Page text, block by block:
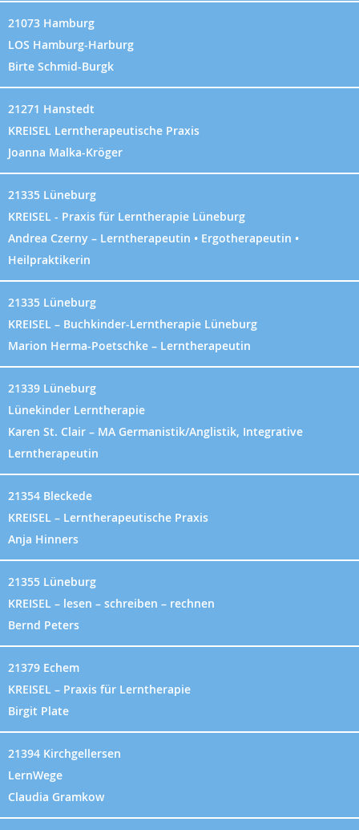
21073 Hamburg
LOS Hamburg-Harburg
Birte Schmid-Burgk
21271 Hanstedt
KREISEL Lerntherapeutische Praxis
Joanna Malka-Kröger
21335 Lüneburg
KREISEL - Praxis für Lerntherapie Lüneburg
Andrea Czerny – Lerntherapeutin • Ergotherapeutin •
Heilpraktikerin
21335 Lüneburg
KREISEL – Buchkinder-Lerntherapie Lüneburg
Marion Herma-Poetschke – Lerntherapeutin
21339 Lüneburg
Lünekinder Lerntherapie
Karen St. Clair – MA Germanistik/Anglistik, Integrative
Lerntherapeutin
21354 Bleckede
KREISEL – Lerntherapeutische Praxis
Anja Hinners
21355 Lüneburg
KREISEL – lesen – schreiben – rechnen
Bernd Peters
21379 Echem
KREISEL – Praxis für Lerntherapie
Birgit Plate
21394 Kirchgellersen
LernWege
Claudia Gramkow